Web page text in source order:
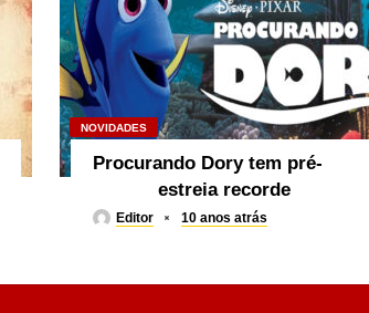
NOVIDADES
Procurando Dory tem pré-
estreia recorde
Editor 10 anos atrás